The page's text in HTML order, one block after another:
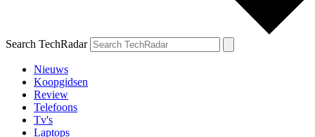
Search TechRadar
Nieuws
Koopgidsen
Review
Telefoons
Tv's
Laptops